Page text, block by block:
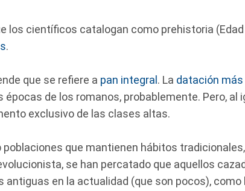
los científicos catalogan como prehistoria (Edad
.
que se refiere a pan integral . La datación
épocas de los romanos, probablemente. Pero, al
exclusivo de las clases altas.
que mantienen hábitos
se han percatado que aquellos
en la actualidad (que son pocos), como